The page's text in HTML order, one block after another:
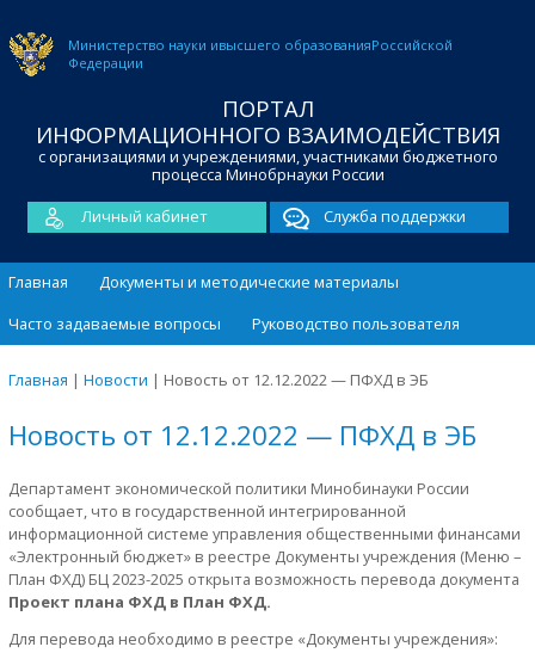
Министерство науки ивысшего образованияРоссийской
Федерации
ПОРТАЛ
ИНФОРМАЦИОННОГО ВЗАИМОДЕЙСТВИЯ
с организациями и учреждениями, участниками бюджетного
процесса Минобрнауки России
Личный кабинет
Служба поддержки
Главная
Документы и методические материалы
Часто задаваемые вопросы
Руководство пользователя
Главная | Новости | Новость от 12.12.2022 — ПФХД в ЭБ
Новость от 12.12.2022 — ПФХД в ЭБ
Департамент экономической политики Минобинауки России
сообщает, что в государственной интегрированной
информационной системе управления общественными финансами
«Электронный бюджет» в реестре Документы учреждения (Меню –
План ФХД) БЦ 2023-2025 открыта возможность перевода документа
Проект плана ФХД в План ФХД.
Для перевода необходимо в реестре «Документы учреждения»: